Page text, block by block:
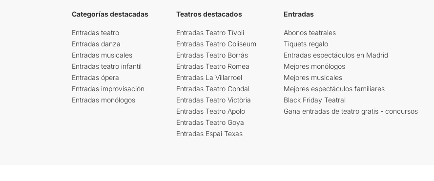
Categorías destacadas
Entradas teatro
Entradas danza
Entradas musicales
Entradas teatro infantil
Entradas ópera
Entradas improvisación
Entradas monólogos
Teatros destacados
Entradas Teatro Tívoli
Entradas Teatro Coliseum
Entradas Teatro Borrás
Entradas Teatro Romea
Entradas La Villarroel
Entradas Teatro Condal
Entradas Teatro Victòria
Entradas Teatro Apolo
Entradas Teatro Goya
Entradas Espai Texas
Entradas
Abonos teatrales
Tiquets regalo
Entradas espectáculos en Madrid
Mejores monólogos
Mejores musicales
Mejores espectáculos familiares
Black Friday Teatral
Gana entradas de teatro gratis - concursos